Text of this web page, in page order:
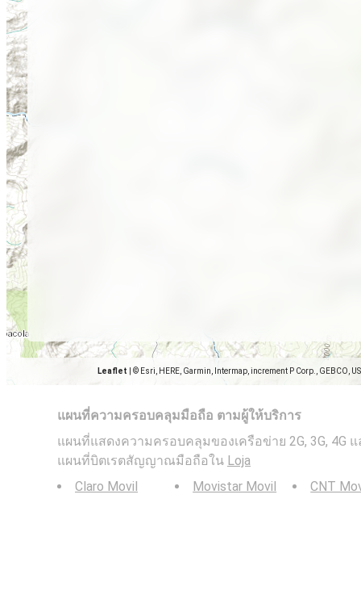
Leaflet © Esri, HERE, Garmin, Intermap, increment P Corp., GEBCO,
แผนที่ความครอบคลุมมือถือ ตามผู้ให้บริการ
แผนที่แสดงความครอบคลุมของเครือข่าย 2G, 3G, 4G แ
แผนที่บิตเรตสัญญาณมือถือใน Loja
Claro Movil
Movistar Movil CNT